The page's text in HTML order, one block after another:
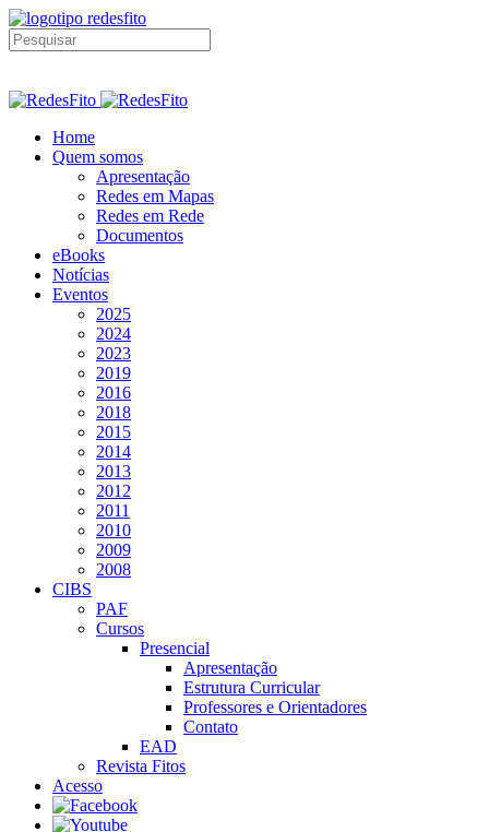
Home
Quem somos
Apresentação
Redes em Mapas
Redes em Rede
Documentos
eBooks
Notícias
Eventos
2025
2024
2023
2019
2016
2018
2015
2014
2013
2012
2011
2010
2009
2008
CIBS
PAF
Cursos
Presencial
Apresentação
Estrutura Curricular
Professores e Orientadores
Contato
EAD
Revista Fitos
Acesso